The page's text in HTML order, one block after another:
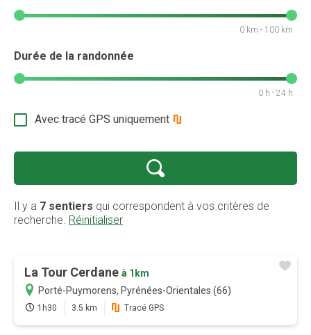
0 km - 100 km
Durée de la randonnée
0 h - 24 h
Avec tracé GPS uniquement
Il y a 7 sentiers qui correspondent à vos critères de
recherche. Réinitialiser
La Tour Cerdane à 1km
Porté-Puymorens, Pyrénées-Orientales (66)
1h30 3.5 km Tracé GPS
Promotion
Profitez au maximum de Sentiers en France